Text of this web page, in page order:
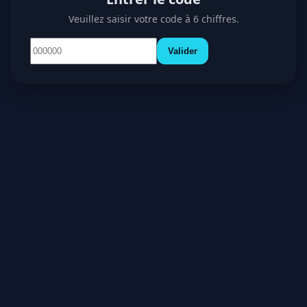
Veuillez saisir votre code à 6 chiffres.
Valider